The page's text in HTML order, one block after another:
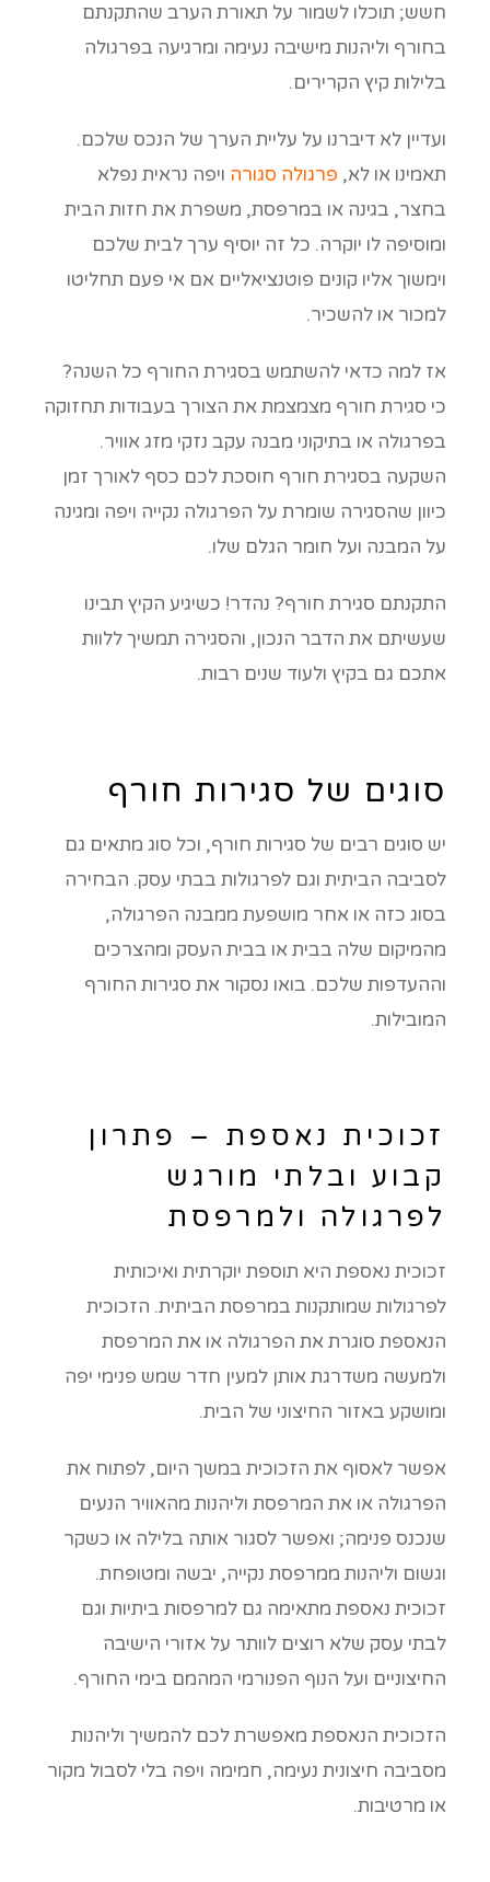
חשש; תוכלו לשמור על תאורת הערב שהתקנתם
בחורף וליהנות מישיבה נעימה ומרגיעה בפרגולה
בלילות קיץ הקרירים.
ועדיין לא דיברנו על עליית הערך של הנכס שלכם.
תאמינו או לא, פרגולה סגורה ויפה נראית נפלא
בחצר, בגינה או במרפסת, משפרת את חזות הבית
ומוסיפה לו יוקרה. כל זה יוסיף ערך לבית שלכם
וימשוך אליו קונים פוטנציאליים אם אי פעם תחליטו
למכור או להשכיר.
אז למה כדאי להשתמש בסגירת החורף כל השנה?
כי סגירת חורף מצמצמת את הצורך בעבודות תחזוקה
בפרגולה או בתיקוני מבנה עקב נזקי מזג אוויר.
השקעה בסגירת חורף חוסכת לכם כסף לאורך זמן
כיוון שהסגירה שומרת על הפרגולה נקייה ויפה ומגינה
על המבנה ועל חומר הגלם שלו.
התקנתם סגירת חורף? נהדר! כשיגיע הקיץ תבינו
שעשיתם את הדבר הנכון, והסגירה תמשיך ללוות
אתכם גם בקיץ ולעוד שנים רבות.
סוגים של סגירות חורף
יש סוגים רבים של סגירות חורף, וכל סוג מתאים גם
לסביבה הביתית וגם לפרגולות בבתי עסק. הבחירה
בסוג כזה או אחר מושפעת ממבנה הפרגולה,
מהמיקום שלה בבית או בבית העסק ומהצרכים
וההעדפות שלכם. בואו נסקור את סגירות החורף
המובילות.
זכוכית נאספת – פתרון
קבוע ובלתי מורגש
לפרגולה ולמרפסת
זכוכית נאספת היא תוספת יוקרתית ואיכותית
לפרגולות שמותקנות במרפסת הביתית. הזכוכית
הנאספת סוגרת את הפרגולה או את המרפסת
ולמעשה משדרגת אותן למעין חדר שמש פנימי יפה
ומושקע באזור החיצוני של הבית.
אפשר לאסוף את הזכוכית במשך היום, לפתוח את
הפרגולה או את המרפסת וליהנות מהאוויר הנעים
שנכנס פנימה; ואפשר לסגור אותה בלילה או כשקר
וגשום וליהנות ממרפסת נקייה, יבשה ומטופחת.
זכוכית נאספת מתאימה גם למרפסות ביתיות וגם
לבתי עסק שלא רוצים לוותר על אזורי הישיבה
החיצוניים ועל הנוף הפנורמי המהמם בימי החורף.
הזכוכית הנאספת מאפשרת לכם להמשיך וליהנות
מסביבה חיצונית נעימה, חמימה ויפה בלי לסבול מקור
או מרטיבות.